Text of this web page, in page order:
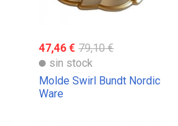
47,46 € 79,10 €
sin stock
Molde Swirl Bundt Nordic
Ware